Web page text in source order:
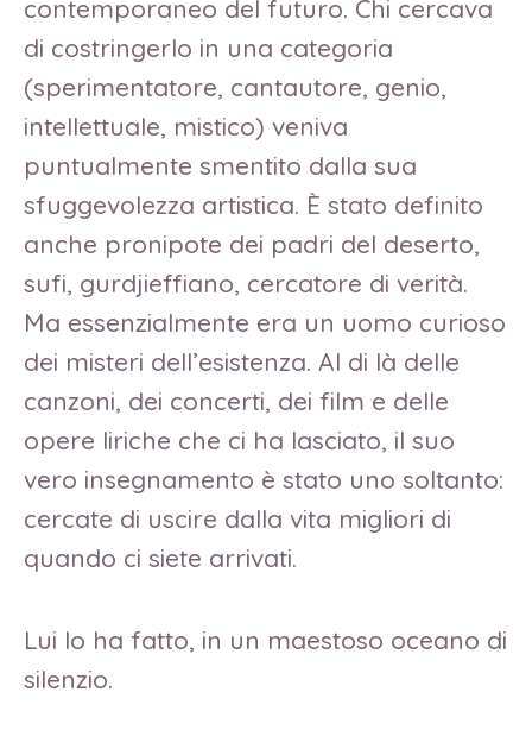
contemporaneo del futuro. Chi cercava
di costringerlo in una categoria
(sperimentatore, cantautore, genio,
intellettuale, mistico) veniva
puntualmente smentito dalla sua
sfuggevolezza artistica. È stato definito
anche pronipote dei padri del deserto,
sufi, gurdjieffiano, cercatore di verità.
Ma essenzialmente era un uomo curioso
dei misteri dell’esistenza. Al di là delle
canzoni, dei concerti, dei film e delle
opere liriche che ci ha lasciato, il suo
vero insegnamento è stato uno soltanto:
cercate di uscire dalla vita migliori di
quando ci siete arrivati.
Lui lo ha fatto, in un maestoso oceano di
silenzio.